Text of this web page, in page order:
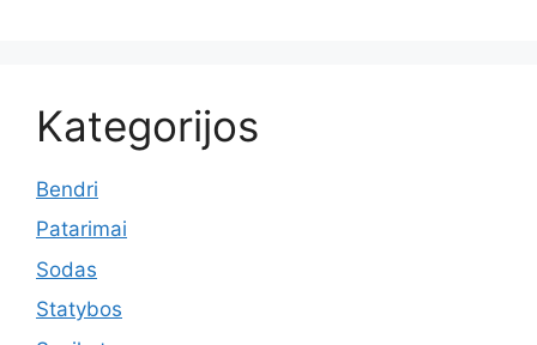
Kategorijos
Bendri
Patarimai
Sodas
Statybos